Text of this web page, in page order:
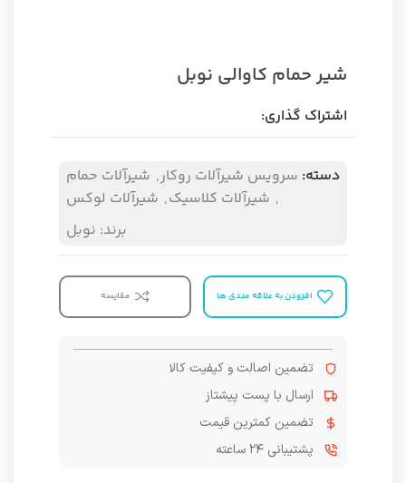
شیر حمام کاوالی نوبل
اشتراک گذاری:
دسته: سرویس شیرآلات روکار, شیرآلات حمام
, شیرآلات کلاسیک, شیرآلات لوکس
برند: نوبل
افزودن به علاقه مندی ها مقایسه
تضمین اصالت و کیفیت کالا
ارسال با پست پیشتاز
تضمین کمترین قیمت
پشتیبانی ۲۴ ساعته